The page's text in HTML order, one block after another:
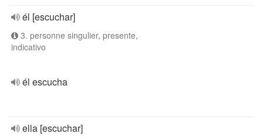
él [escuchar]
3. personne singulier, presente,
indicativo
él escucha
ella [escuchar]